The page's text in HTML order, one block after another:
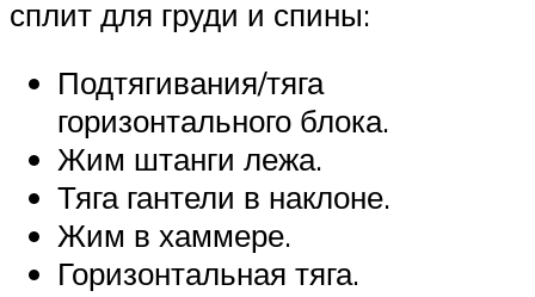
сплит для груди и спины:
Подтягивания/тяга
горизонтального блока.
Жим штанги лежа.
Тяга гантели в наклоне.
Жим в хаммере.
Горизонтальная тяга.